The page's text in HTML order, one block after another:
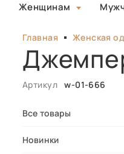
Женщинам
Главная Женская
Артикул w-01-666
Все товары
Новинки